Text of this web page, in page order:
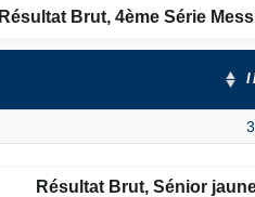
Résultat Brut, 4ème Série
Résultat Brut, Sénior